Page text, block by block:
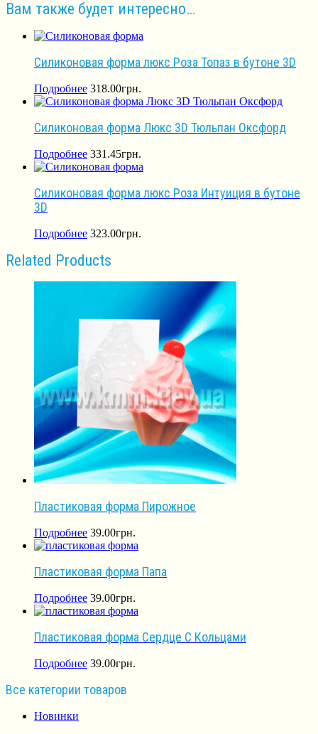
Вам также будет интересно…
Силиконовая форма люкс Роза Топаз в бутоне 3D
Подробнее 318.00грн.
Силиконовая форма Люкс 3D Тюльпан Оксфорд
Подробнее 331.45грн.
Силиконовая форма люкс Роза Интуиция в бутоне
3D
Подробнее 323.00грн.
Related Products
Пластиковая форма Пирожное
Подробнее 39.00грн.
Пластиковая форма Папа
Подробнее 39.00грн.
Пластиковая форма Сердце С Кольцами
Подробнее 39.00грн.
Все категории товаров
Новинки